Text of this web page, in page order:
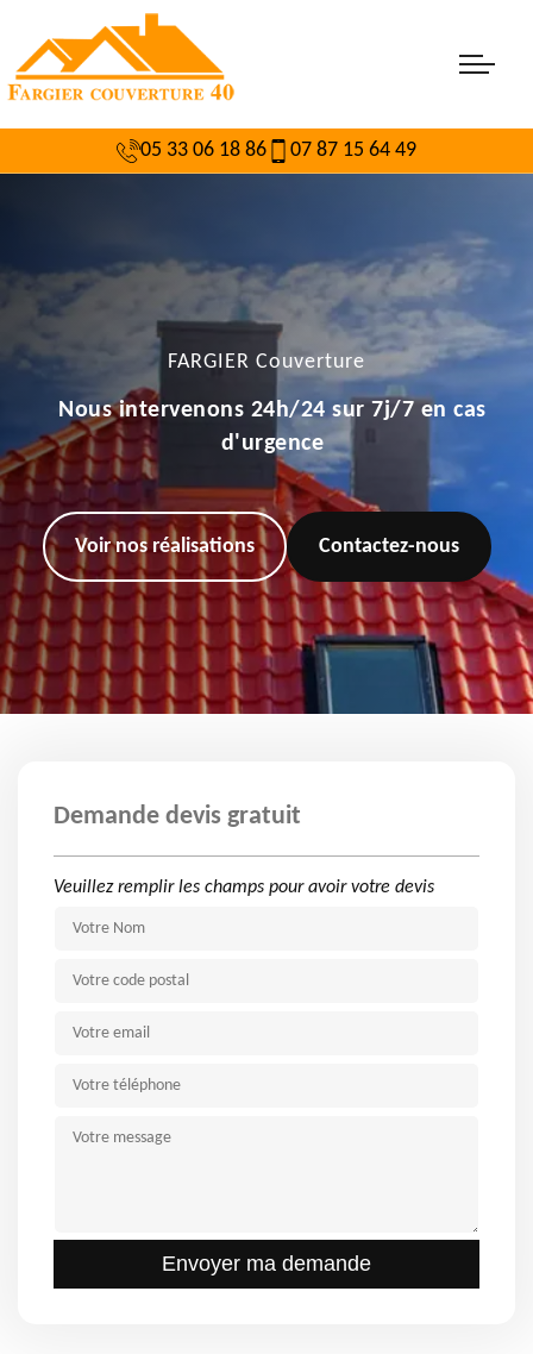
05 33 06 18 86 07 87 15 64 49
FARGIER Couverture
Nous intervenons 24h/24 sur 7j/7 en cas
d'urgence
Voir nos réalisations Contactez-nous
Demande devis gratuit
Veuillez remplir les champs pour avoir votre devis